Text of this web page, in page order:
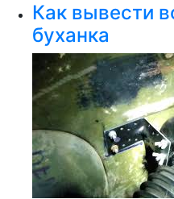
Как вывести
буханка